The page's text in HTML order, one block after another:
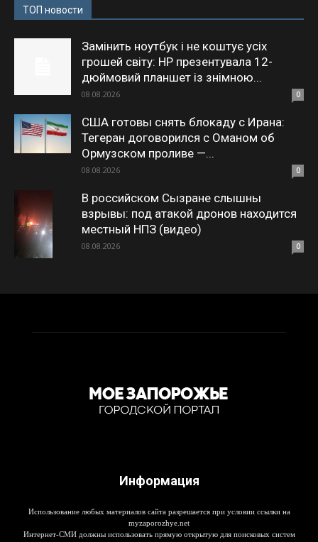
ТОП новости
Замінить ноутбук і не коштує усіх
грошей світу: HP презентувала 12-
дюймовий планшет із знімною...
08.08.2026 0
США готовы снять блокаду с Ирана:
Тегеран договорился с Оманом об
Ормузском проливе —...
08.08.2026 0
В российском Сызране слышны
взрывы: под атакой дронов находится
местный НПЗ (видео)
08.08.2026 0
Информация
Использование любых материалов сайта разрешается при условии ссылки на
myzaporozhye.net
Интернет-СМИ должны использовать прямую открытую для поисковых систем